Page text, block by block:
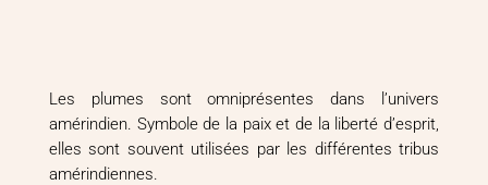
Les plumes sont omniprésentes dans l’univers
amérindien. Symbole de la paix et de la liberté d’esprit,
elles sont souvent utilisées par les différentes tribus
amérindiennes.